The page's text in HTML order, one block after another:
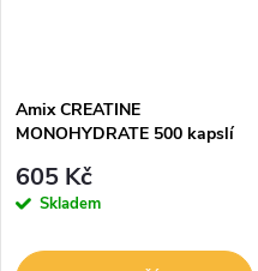
Amix CREATINE
MONOHYDRATE 500 kapslí
605 Kč
Skladem